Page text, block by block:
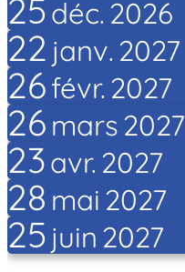
25 déc. 2026
22 janv. 2027
26févr. 2027
26 mars 2027
23avr. 2027
28 mai 2027
25 juin 2027